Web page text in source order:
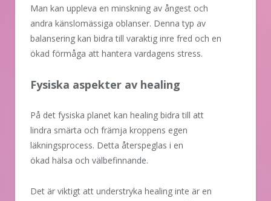
Man kan uppleva en minskning av ångest och
andra känslomässiga oblanser. Denna typ av
balansering kan bidra till varaktig inre fred och en
ökad förmåga att hantera vardagens stress.
Fysiska aspekter av healing
På det fysiska planet kan healing bidra till att
lindra smärta och främja kroppens egen
läkningsprocess. Detta återspeglas i en
ökad hälsa och välbefinnande.
Det är viktigt att understryka healing inte är en